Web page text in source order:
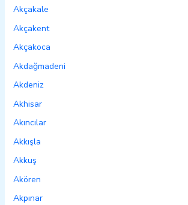
Akçakale
Akçakent
Akçakoca
Akdağmadeni
Akdeniz
Akhisar
Akıncılar
Akkışla
Akkuş
Akören
Akpınar